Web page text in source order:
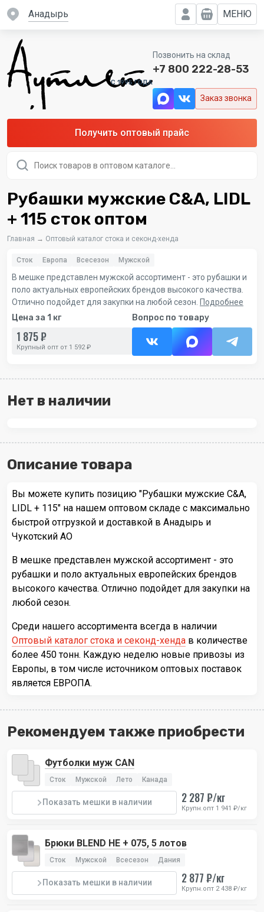
Анадырь МЕНЮ
C 1995 ГОДА
Позвонить на склад
+7 800 222-28-53
Заказ звонка
Получить оптовый прайс
товаров
Рубашки мужские C&A, LIDL
+ 115 сток оптом
Главная → Оптовый каталог стока и секонд-хенда
Сток Европа Всесезон Мужской
В мешке представлен мужской ассортимент - это рубашки и
поло актуальных европейских брендов высокого качества.
Отлично подойдет для закупки на любой сезон. Подробнее
Цена за 1 кг
1 875 ₽
Крупный опт от 1 592 ₽
Вопрос по товару
Нет в наличии
Описание товара
Вы можете купить позицию "Рубашки мужские C&A,
LIDL + 115" на нашем оптовом складе с максимально
быстрой отгрузкой и доставкой в Анадырь и
Чукотский АО
В мешке представлен мужской ассортимент - это
рубашки и поло актуальных европейских брендов
высокого качества. Отлично подойдет для закупки на
любой сезон.
Среди нашего ассортимента всегда в наличии
Оптовый каталог стока и секонд-хенда в количестве
более 450 тонн. Каждую неделю новые привозы из
Европы, в том числе источником оптовых поставок
является ЕВРОПА.
Рекомендуем также приобрести
Футболки муж CAN
Сток Мужской Лето Канада
Показать мешки в наличии 2 287 ₽/кг
Крупн.опт 1 941 ₽/кг
Брюки BLEND HE + 075, 5 лотов
Сток Мужской Всесезон Дания
Показать мешки в наличии 2 877 ₽/кг
Крупн.опт 2 438 ₽/кг